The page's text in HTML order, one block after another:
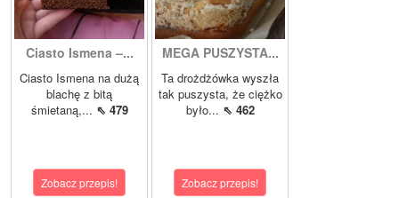
Ciasto Ismena –...
Ciasto Ismena na dużą
blachę z bitą
śmietaną,... ⇖ 479
Zobacz przepis!
MEGA PUSZYSTA...
Ta drożdżówka wyszła
tak puszysta, że ciężko
było... ⇖ 462
Zobacz przepis!